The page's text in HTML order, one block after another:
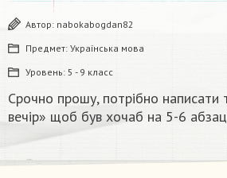
Автор: nabokabogdan82
Предмет: Українська мова
Уровень: 5 - 9 класс
Срочно прошу, потрібно написати
вечір» щоб був хочаб на 5-6